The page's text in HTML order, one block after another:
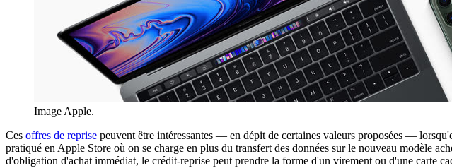
Image Apple.
Ces offres de reprise peuvent être intéressantes — en dépit de certaines valeurs proposées —
pratiqué en Apple Store où on se charge en plus du transfert des données sur le nouveau modèle
d'obligation d'achat immédiat, le crédit-reprise peut prendre la forme d'un virement ou d'une carte